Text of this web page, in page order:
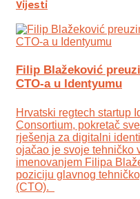
Vijesti
Filip Blažeković
CTO-a u Identyumu
Hrvatski regtech startup
Consortium, pokretač
rješenja za digitalni
ojаčao je svoje tehničko
imenovanjem Filipa
poziciju glavnog
(CTO).